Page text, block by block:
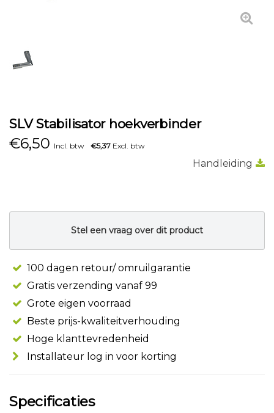
SLV Stabilisator hoekverbinder
€6,50 Incl. btw €5,37 Excl. btw
Handleiding
Stel een vraag over dit product
100 dagen retour/ omruilgarantie
Gratis verzending vanaf 99
Grote eigen voorraad
Beste prijs-kwaliteitverhouding
Hoge klanttevredenheid
Installateur log in voor korting
Specificaties